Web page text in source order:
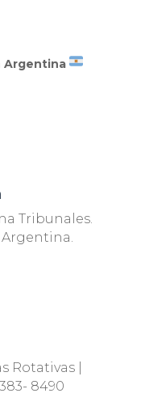
Argentina
Tribunales.
Argentina.
Rotativas |
8490